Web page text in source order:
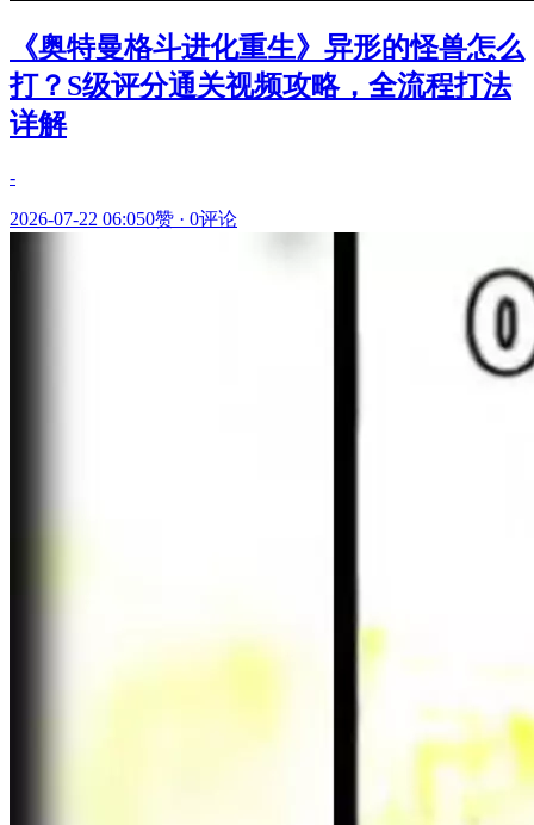
《奥特曼格斗进化重生》异形的怪兽怎么
打？S级评分通关视频攻略，全流程打法
详解
-
2026-07-22 06:050赞 · 0评论